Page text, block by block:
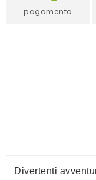
pagamento
Divertenti